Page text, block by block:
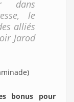
dans
le
alliés
Jarod
bonus pour